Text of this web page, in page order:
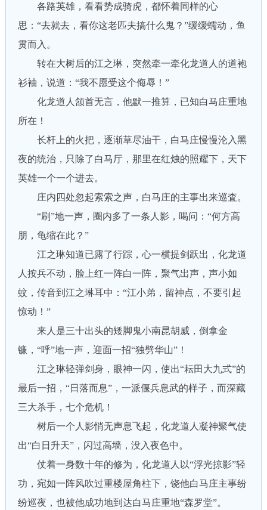
各路英雄，看看势成骑虎，都怀着同样的心
思：“去就去，看你这老匹夫搞什么鬼？”缓缓蠕动，鱼
贯而入。
转在大树后的江之琳，突然牵一牵化龙道人的道袍
衫袖，说道：“我不愿受这个侮辱！”
化龙道人颔首无言，他默一推算，已知白马庄重地
所在！
长杆上的火把，逐渐草尽油干，白马庄慢慢沦入黑
夜的统治，只除了白马厅，那里在红烛的照耀下，天下
英雄一个一个进去。
庄内四处忽起索索之声，白马庄的主事出来巡査。
“刷”地一声，圈内多了一条人影，喝问：“何方高
朋，龟缩在此？”
江之琳知道已露了行踪，心一横提剑跃出，化龙道
人按兵不动，脸上红一阵白一阵，聚气出声，声小如
蚊，传音到江之琳耳中：“江小弟，留神点，不要引起
惊动！”
来人是三十出头的矮脚鬼小南昆胡威，倒拿金
镰，“呼”地一声，迎面一招“独劈华山”！
江之琳轻弹剑身，眼神一闪，使出“耘田大九式”的
最后一招，“日落而息”，一派偃兵息武的样子，而深藏
三大杀手，七个危机！
树后一个人影悄无声息飞起，化龙道人凝神聚气使
出“白日升天”，闪过高墙，没入夜色中。
仗着一身数十年的修为，化龙道人以“浮光掠影”轻
功，宛如一阵风吹过重楼屋角柱下，饶他白马庄主事纷
纷巡夜，也被他成功地到达白马庄重地“森罗堂”。